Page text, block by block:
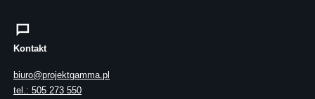
Kontakt
biuro@projektgamma.pl
tel.: 505 273 550